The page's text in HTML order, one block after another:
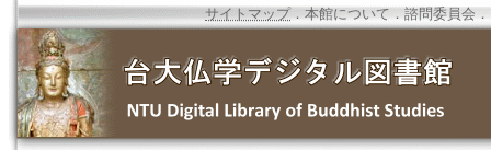
サイトマップ．本館について ． 諮問委員会 ．